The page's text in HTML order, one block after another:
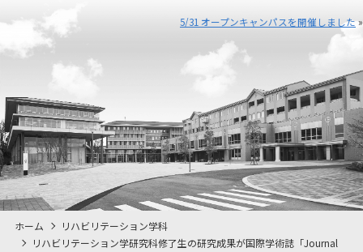
5/31 オープンキャンパスを開催しました »
ホーム
リハビリテーション学科
リハビリテーション学研究科修了生の研究成果が国際学術誌「Journal